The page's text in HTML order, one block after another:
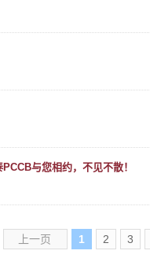
与您相约，不见不散！
上一页 1 2 3